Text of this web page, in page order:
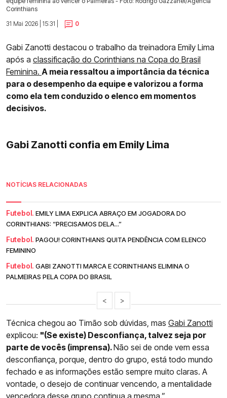
Corinthians
31 Mai 2026 | 15:31 |
0
Gabi Zanotti destacou o trabalho da treinadora Emily Lima
após a classificação do Corinthians na Copa do Brasil
Feminina. A meia ressaltou a importância da técnica
para o desempenho da equipe e valorizou a forma
como ela tem conduzido o elenco em momentos
decisivos.
Gabi Zanotti confia em Emily Lima
NOTÍCIAS RELACIONADAS
Futebol. EMILY LIMA EXPLICA ABRAÇO EM JOGADORA DO
CORINTHIANS: “PRECISAMOS DELA...”
Futebol. PAGOU! CORINTHIANS QUITA PENDÊNCIA COM ELENCO
FEMININO
Futebol. GABI ZANOTTI MARCA E CORINTHIANS ELIMINA O
PALMEIRAS PELA COPA DO BRASIL
< >
Técnica chegou ao Timão sob dúvidas, mas Gabi Zanotti
explicou: "(Se existe) Desconfiança, talvez seja por
parte de vocês (imprensa).Não sei de onde vem essa
desconfiança, porque, dentro do grupo, está todo mundo
fechado e as informações estão sempre muito claras. A
vontade, o desejo de continuar vencendo, a mentalidade